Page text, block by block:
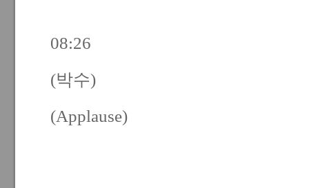
08:26
(박수)
(Applause)